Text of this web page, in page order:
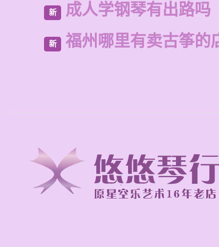
新 成人学钢琴有出路吗
新 福州哪里有卖古筝的